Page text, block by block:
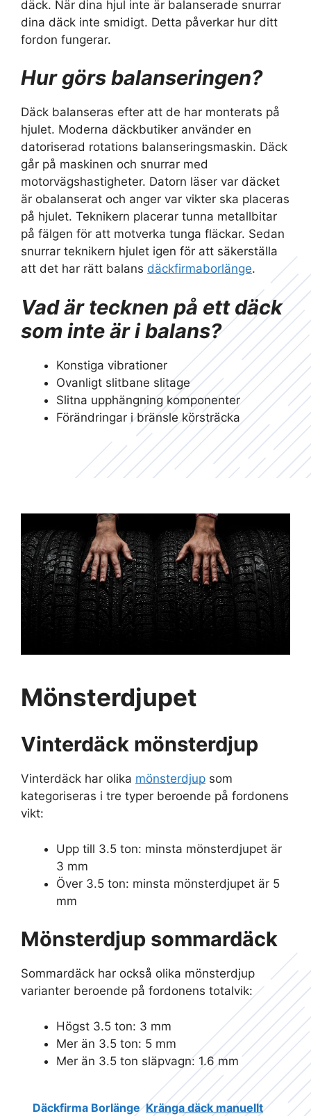
däck. När dina hjul inte är balanserade snurrar
dina däck inte smidigt. Detta påverkar hur ditt
fordon fungerar.
Hur görs balanseringen?
Däck balanseras efter att de har monterats på
hjulet. Moderna däckbutiker använder en
datoriserad rotations balanseringsmaskin. Däck
går på maskinen och snurrar med
motorvägshastigheter. Datorn läser var däcket
är obalanserat och anger var vikter ska placeras
på hjulet. Teknikern placerar tunna metallbitar
på fälgen för att motverka tunga fläckar. Sedan
snurrar teknikern hjulet igen för att säkerställa
att det har rätt balans däckfirmaborlänge.
Vad är tecknen på ett däck
som inte är i balans?
Konstiga vibrationer
Ovanligt slitbane slitage
Slitna upphängning komponenter
Förändringar i bränsle körsträcka
Mönsterdjupet
Vinterdäck mönsterdjup
Vinterdäck har olika mönsterdjup som
kategoriseras i tre typer beroende på fordonens
vikt:
Upp till 3.5 ton: minsta mönsterdjupet är
3 mm
Över 3.5 ton: minsta mönsterdjupet är 5
mm
Mönsterdjup sommardäck
Sommardäck har också olika mönsterdjup
varianter beroende på fordonens totalvik:
Högst 3.5 ton: 3 mm
Mer än 3.5 ton: 5 mm
Mer än 3.5 ton släpvagn: 1.6 mm
Däckfirma Borlänge Kränga däck manuellt